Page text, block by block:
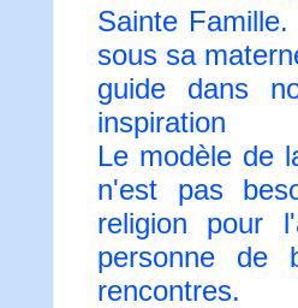
Sainte
sous sa
guide dans
inspiration
Le modèle de
n'est pas
religion pour
personne de
rencontres.